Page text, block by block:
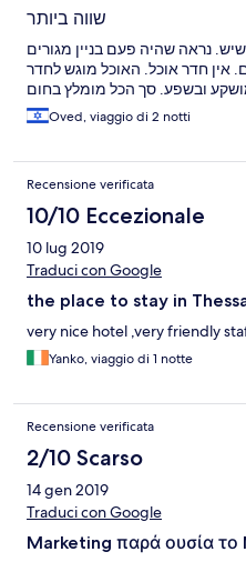
שווה ביותר
נראה שהיה פעם בניין מגורים
אין חדר אוכל. האוכל מוגש לחדר
ובשפע. סך הכל מומלץ בחום
Oved, viaggio di 2 notti
Recensione verificata
10/10 Eccezionale
10 lug 2019
Traduci con Google
the place to stay in
very nice hotel ,very friendly
Yanko, viaggio di 1 notte
Recensione verificata
2/10 Scarso
14 gen 2019
Traduci con Google
Marketing παρά ουσία